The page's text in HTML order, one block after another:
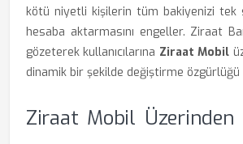
kötü niyetli kişilerin tüm bakiyenizi tek
hesaba aktarmasını engeller. Ziraat
gözeterek kullanıcılarına Ziraat Mobil
dinamik bir şekilde değiştirme özgürlüğü
Ziraat Mobil